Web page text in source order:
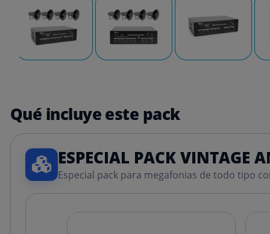
Qué incluye este pack
ESPECIAL PACK VINTAGE
Especial pack para megafonias de todo tipo